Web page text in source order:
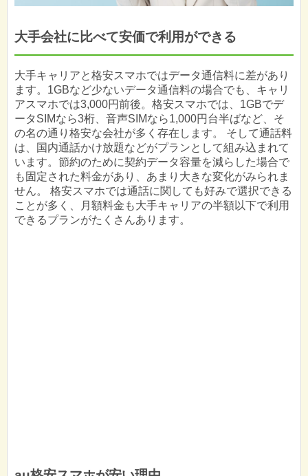
大手会社に比べて安価で利用ができる
大手キャリアと格安スマホではデータ通信料に差があり
ます。1GBなど少ないデータ通信料の場合でも、キャリ
アスマホでは3,000円前後。格安スマホでは、1GBでデ
ータSIMなら3桁、音声SIMなら1,000円台半ばなど、そ
の名の通り格安な会社が多く存在します。 そして通話料
は、国内通話かけ放題などがプランとして組み込まれて
います。節約のために契約データ容量を減らした場合で
も固定された料金があり、あまり大きな変化がみられま
せん。 格安スマホでは通話に関しても好みで選択できる
ことが多く、月額料金も大手キャリアの半額以下で利用
できるプランがたくさんあります。